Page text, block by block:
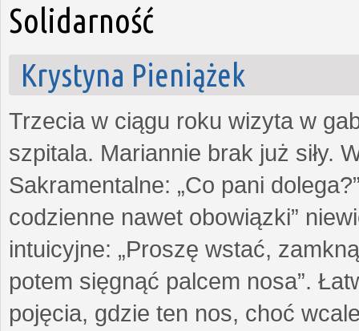
Solidarność
Krystyna Pieniążek
Trzecia w ciągu roku wizyta w
szpitala. Mariannie brak już siły.
Sakramentalne: „Co pani
codzienne nawet obowiązki”
intuicyjne: „Proszę wstać,
potem sięgnąć palcem nosa”.
pojęcia, gdzie ten nos, choć